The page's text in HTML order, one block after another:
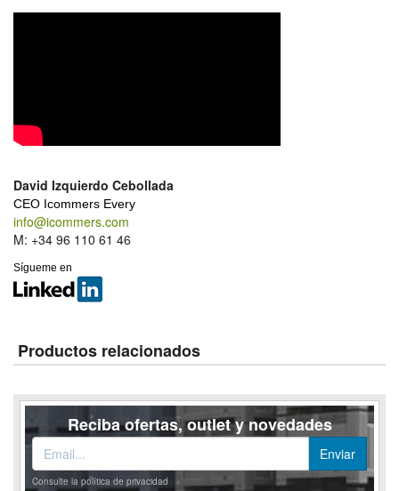
David Izquierdo Cebollada
CEO Icommers Every
info@icommers.com
M: +34 96 110 61 46
Sígueme en
Productos relacionados
Reciba ofertas, outlet y novedades
Consulte la política de privacidad